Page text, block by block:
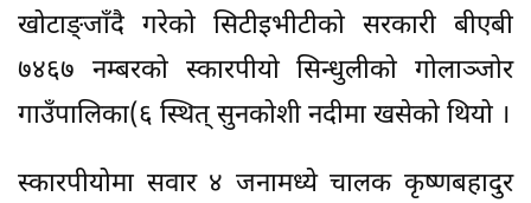
खोटाङ्जाँदै गरेको सिटीइभीटीको सरकारी बीएबी
७४६७ नम्बरको स्कारपीयो सिन्धुलीको गोलाञ्जोर
गाउँपालिका(६ स्थित् सुनकोशी नदीमा खसेको थियो ।
स्कारपीयोमा सवार ४ जनामध्ये चालक कृष्णबहादुर